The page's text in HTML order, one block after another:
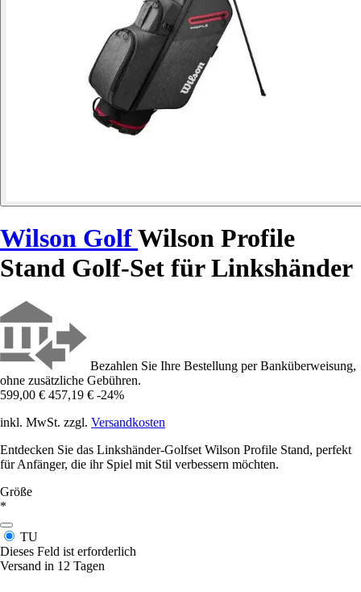
Wilson GolfWilson Profile
Stand Golf-Set für Linkshänder
Bezahlen Sie Ihre Bestellung per Banküberweisung,
ohne zusätzliche Gebühren.
599,00 € 457,19 € -24%
inkl. MwSt. zzgl. Versandkosten
Entdecken Sie das Linkshänder-Golfset Wilson Profile Stand, perfekt
für Anfänger, die ihr Spiel mit Stil verbessern möchten.
Größe
*
TU
Dieses Feld ist erforderlich
Versand in 12 Tagen